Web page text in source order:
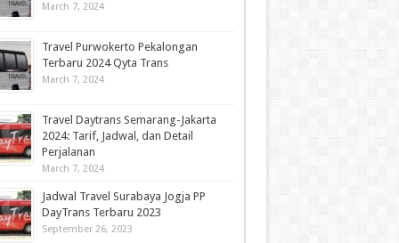
March 7, 2024
Travel Purwokerto Pekalongan
Terbaru 2024 Qyta Trans
March 7, 2024
Travel Daytrans Semarang-Jakarta
2024: Tarif, Jadwal, dan Detail
Perjalanan
March 7, 2024
Jadwal Travel Surabaya Jogja PP
DayTrans Terbaru 2023
September 26, 2023